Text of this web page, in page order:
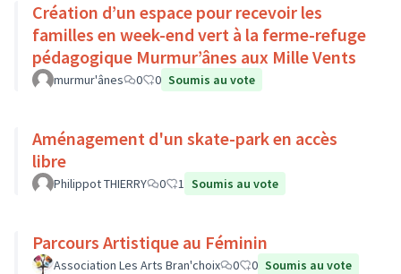
Création d’un espace pour recevoir les
familles en week-end vert à la ferme-refuge
pédagogique Murmur’ânes aux Mille Vents
murmur'ânes 0 0 Soumis au vote
Aménagement d'un skate-park en accès
libre
Philippot THIERRY 0 1 Soumis au vote
Parcours Artistique au Féminin
Association Les Arts Bran'choix 0 0 Soumis au vote